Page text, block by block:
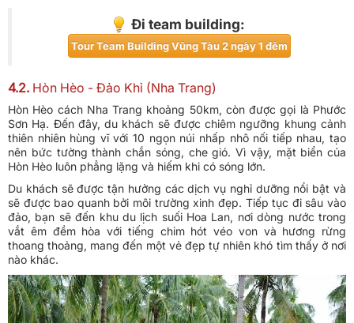
Đi team building:
Tour Team Building Vũng Tàu 2 ngày 1 đêm
4.2. Hòn Hèo - Đảo Khỉ (Nha Trang)
Hòn Hèo cách Nha Trang khoảng 50km, còn được gọi là Phước
Sơn Hạ. Đến đây, du khách sẽ được chiêm ngưỡng khung cảnh
thiên nhiên hùng vĩ với 10 ngọn núi nhấp nhô nối tiếp nhau, tạo
nên bức tường thành chắn sóng, che gió. Vì vậy, mặt biển của
Hòn Hèo luôn phẳng lặng và hiếm khi có sóng lớn.
Du khách sẽ được tận hưởng các dịch vụ nghỉ dưỡng nổi bật và
sẽ được bao quanh bởi môi trường xinh đẹp. Tiếp tục đi sâu vào
đảo, bạn sẽ đến khu du lịch suối Hoa Lan, nơi dòng nước trong
vắt êm đềm hòa với tiếng chim hót véo von và hương rừng
thoang thoảng, mang đến một vẻ đẹp tự nhiên khó tìm thấy ở nơi
nào khác.